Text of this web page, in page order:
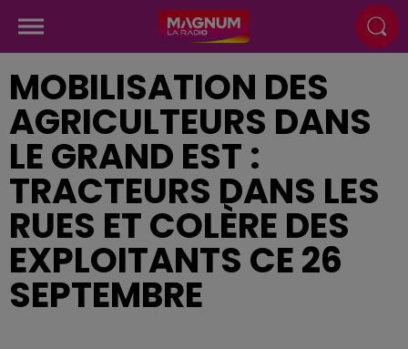
MOBILISATION DES
AGRICULTEURS DANS
LE GRAND EST :
TRACTEURS DANS LES
RUES ET COLÈRE DES
EXPLOITANTS CE 26
SEPTEMBRE